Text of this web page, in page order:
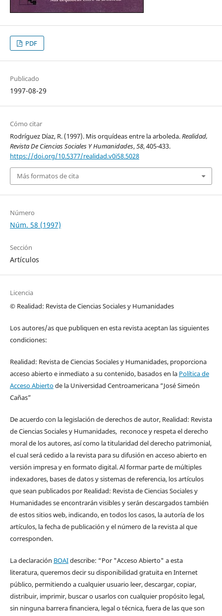
PDF
Publicado
1997-08-29
Cómo citar
Rodríguez Díaz, R. (1997). Mis orquídeas entre la arboleda.Realidad,
Revista De Ciencias Sociales Y Humanidades,58, 405-433.
https://doi.org/10.5377/realidad.v0i58.5028
Más formatos de cita
Número
Núm. 58 (1997)
Sección
Artículos
Licencia
© Realidad: Revista de Ciencias Sociales y Humanidades
Los autores/as que publiquen en esta revista aceptan las siguientes
condiciones:
Realidad: Revista de Ciencias Sociales y Humanidades, proporciona
acceso abierto e inmediato a su contenido, basados en la Política de
Acceso Abiertode la Universidad Centroamericana “José Simeón
Cañas”
De acuerdo con la legislación de derechos de autor, Realidad: Revista
de Ciencias Sociales y Humanidades, reconoce y respeta el derecho
moral de los autores, así como la titularidad del derecho patrimonial,
el cual será cedido a la revista para su difusión en acceso abierto en
versión impresa y en formato digital. Al formar parte de múltiples
indexadores, bases de datos y sistemas de referencia, los artículos
que sean publicados por Realidad: Revista de Ciencias Sociales y
Humanidades se encontrarán visibles y serán descargados también
de estos sitios web, indicando, en todos los casos, la autoría de los
artículos, la fecha de publicación y el número de la revista al que
corresponden.
La declaración BOAIdescribe: “Por "Acceso Abierto" a esta
literatura, queremos decir su disponibilidad gratuita en Internet
público, permitiendo a cualquier usuario leer, descargar, copiar,
distribuir, imprimir, buscar o usarlos con cualquier propósito legal,
sin ninguna barrera financiera, legal o técnica, fuera de las que son